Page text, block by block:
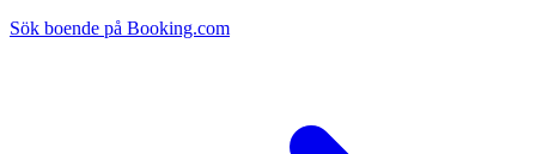
Sök boende på Booking.com